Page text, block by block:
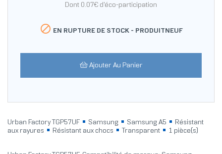
Dont 0.07€ d'éco-participation
 EN RUPTURE DE STOCK - PRODUITNEUF
Ajouter Au Panier
Urban Factory TGP57UF Samsung Samsung A5
Résistant
aux rayures
Résistant aux chocs Transparent 1 pièce(s)